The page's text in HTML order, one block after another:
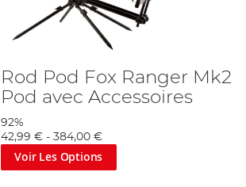
Rod Pod Fox Ranger Mk2
Pod avec Accessoires
92%
42,99 €- 384,00 €
Voir Les Options